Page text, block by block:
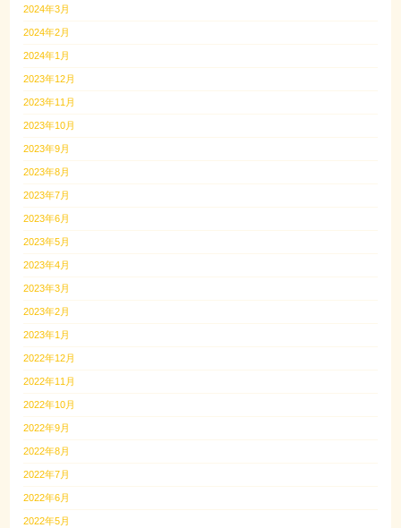
2024年3月
2024年2月
2024年1月
2023年12月
2023年11月
2023年10月
2023年9月
2023年8月
2023年7月
2023年6月
2023年5月
2023年4月
2023年3月
2023年2月
2023年1月
2022年12月
2022年11月
2022年10月
2022年9月
2022年8月
2022年7月
2022年6月
2022年5月